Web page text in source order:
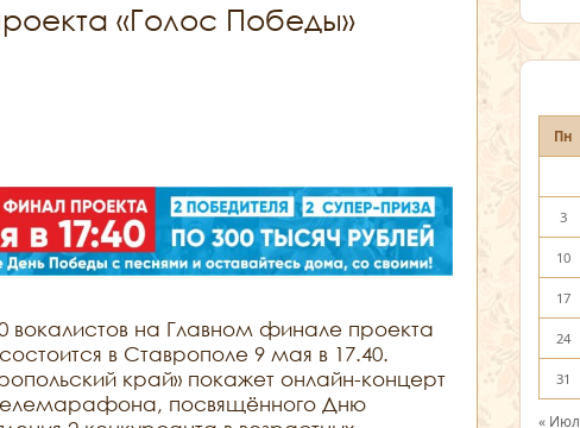
«Голос Победы»
вокалистов на Главном финале проекта
в Ставрополе 9 мая в 17.40.
край» покажет онлайн-концерт
посвящённого Дню
Пн
3
10
17
24
31
« Июл